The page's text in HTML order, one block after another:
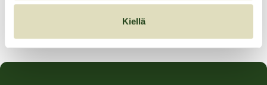
Kiellä
Tarjouksen voimassaoloaika: